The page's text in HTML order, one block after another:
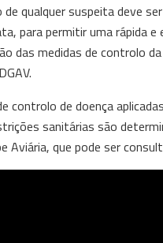
qualquer suspeita deve
para permitir uma rápida e
das medidas de controlo
controlo de doença
sanitárias são
Aviária, que pode ser